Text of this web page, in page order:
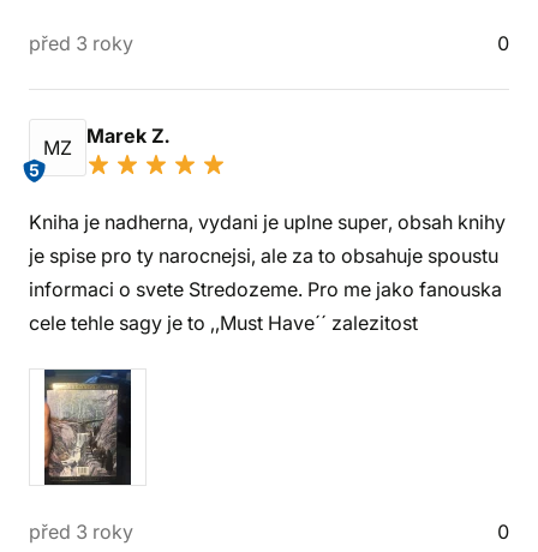
před 3 roky 0
MZ
5
Marek Z.
Kniha je nadherna, vydani je uplne super, obsah knihy
je spise pro ty narocnejsi, ale za to obsahuje spoustu
informaci o svete Stredozeme. Pro me jako fanouska
cele tehle sagy je to ,,Must Have´´ zalezitost
před 3 roky 0